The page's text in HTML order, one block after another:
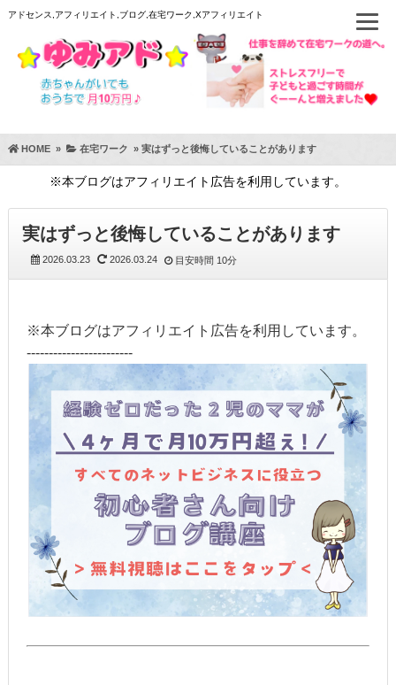
アドセンス,アフィリエイト,ブログ,在宅ワーク,Xアフィリエイト
HOME» 在宅ワーク » 実はずっと後悔していることがあります
※本ブログはアフィリエイト広告を利用しています。
実はずっと後悔していることがあります
2026.03.23 2026.03.24 目安時間 10分
※本ブログはアフィリエイト広告を利用しています。
------------------------